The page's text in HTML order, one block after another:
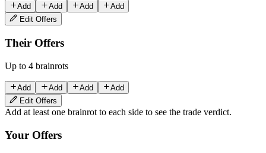
Add Add Add
Add
Edit Offers
Their Offers
Up to 4 brainrots
Add Add Add
Add
Edit Offers
Add at least one brainrot to each side to see the trade verdict.
Your Offers